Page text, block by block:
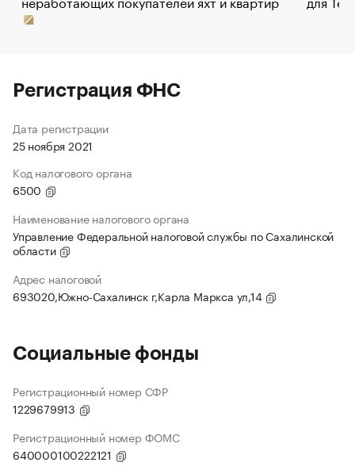
Регистрация ФНС
Дата регистрации
25 ноября 2021
Код налогового органа
6500
Наименование налогового органа
Управление Федеральной налоговой службы по Сахалинской
области
Адрес налоговой
693020,Южно-Сахалинск г,Карла Маркса ул,14
Социальные фонды
Регистрационный номер СФР
1229679913
Регистрационный номер ФОМС
640000100222121